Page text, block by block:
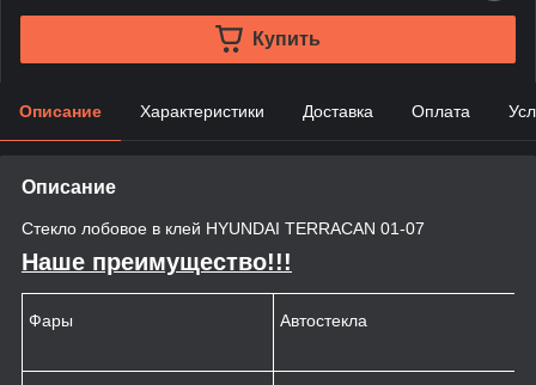
Купить
Описание Характеристики Доставка Оплата
Описание
Стекло лобовое в клей HYUNDAI TERRACAN 01-07
Наше преимущество!!!
Фары Автостекла